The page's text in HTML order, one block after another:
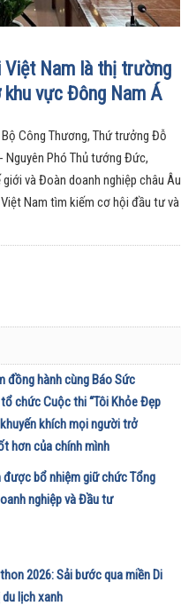
Việt Nam là thị trường
vực Đông Nam Á
Công Thương, Thứ trưởng Đỗ
Nguyên Phó Thủ tướng Đức,
và Đoàn doanh nghiệp châu Âu
Nam tìm kiếm cơ hội đầu tư và
đồng hành cùng Báo Sức
chức Cuộc thi “Tôi Khỏe Đẹp
khích mọi người trở
hơn của chính mình
được bổ nhiệm giữ chức Tổng
nghiệp và Đầu tư
2026: Sải bước qua miền Di
lịch xanh